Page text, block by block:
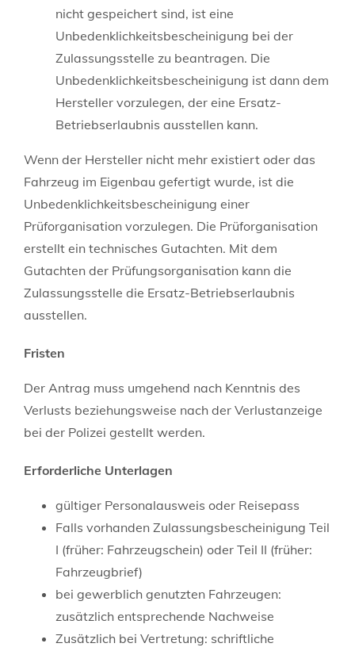
nicht gespeichert sind, ist eine
Unbedenklichkeitsbescheinigung bei der
Zulassungsstelle zu beantragen. Die
Unbedenklichkeitsbescheinigung ist dann dem
Hersteller vorzulegen, der eine Ersatz-
Betriebserlaubnis ausstellen kann.
Wenn der Hersteller nicht mehr existiert oder das
Fahrzeug im Eigenbau gefertigt wurde, ist die
Unbedenklichkeitsbescheinigung einer
Prüforganisation vorzulegen. Die Prüforganisation
erstellt ein technisches Gutachten. Mit dem
Gutachten der Prüfungsorganisation kann die
Zulassungsstelle die Ersatz-Betriebserlaubnis
ausstellen.
Fristen
Der Antrag muss umgehend nach Kenntnis des
Verlusts beziehungsweise nach der Verlustanzeige
bei der Polizei gestellt werden.
Erforderliche Unterlagen
gültiger Personalausweis oder Reisepass
Falls vorhanden Zulassungsbescheinigung Teil
I (früher: Fahrzeugschein) oder Teil II (früher:
Fahrzeugbrief)
bei gewerblich genutzten Fahrzeugen:
zusätzlich entsprechende Nachweise
Zusätzlich bei Vertretung: schriftliche